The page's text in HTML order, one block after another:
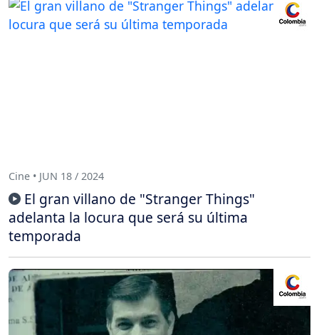
Cine • JUN 18 / 2024
El gran villano de "Stranger Things"
adelanta la locura que será su última
temporada